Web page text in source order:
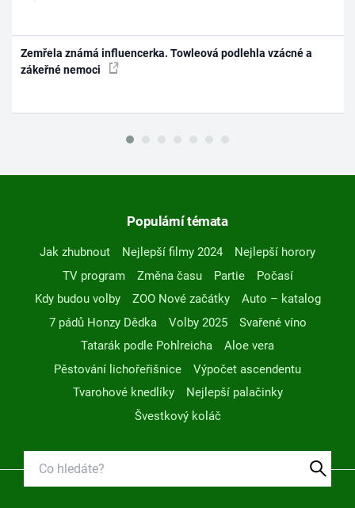
Zemřela známá influencerka. Towleová podlehla vzácné a
zákeřné nemoci
Populární témata
Jak zhubnout Nejlepší filmy 2024
Nejlepší horory
TV program
Změna času Partie
Počasí
Kdy budou volby
ZOO Nové začátky
Auto – katalog
7 pádů Honzy Dědka
Volby 2025
Svařené víno
Tatarák podle Pohlreicha
Aloe vera
Pěstování lichořeřišnice
Výpočet ascendentu
Tvarohové knedlíky
Nejlepší palačinky
Švestkový koláč